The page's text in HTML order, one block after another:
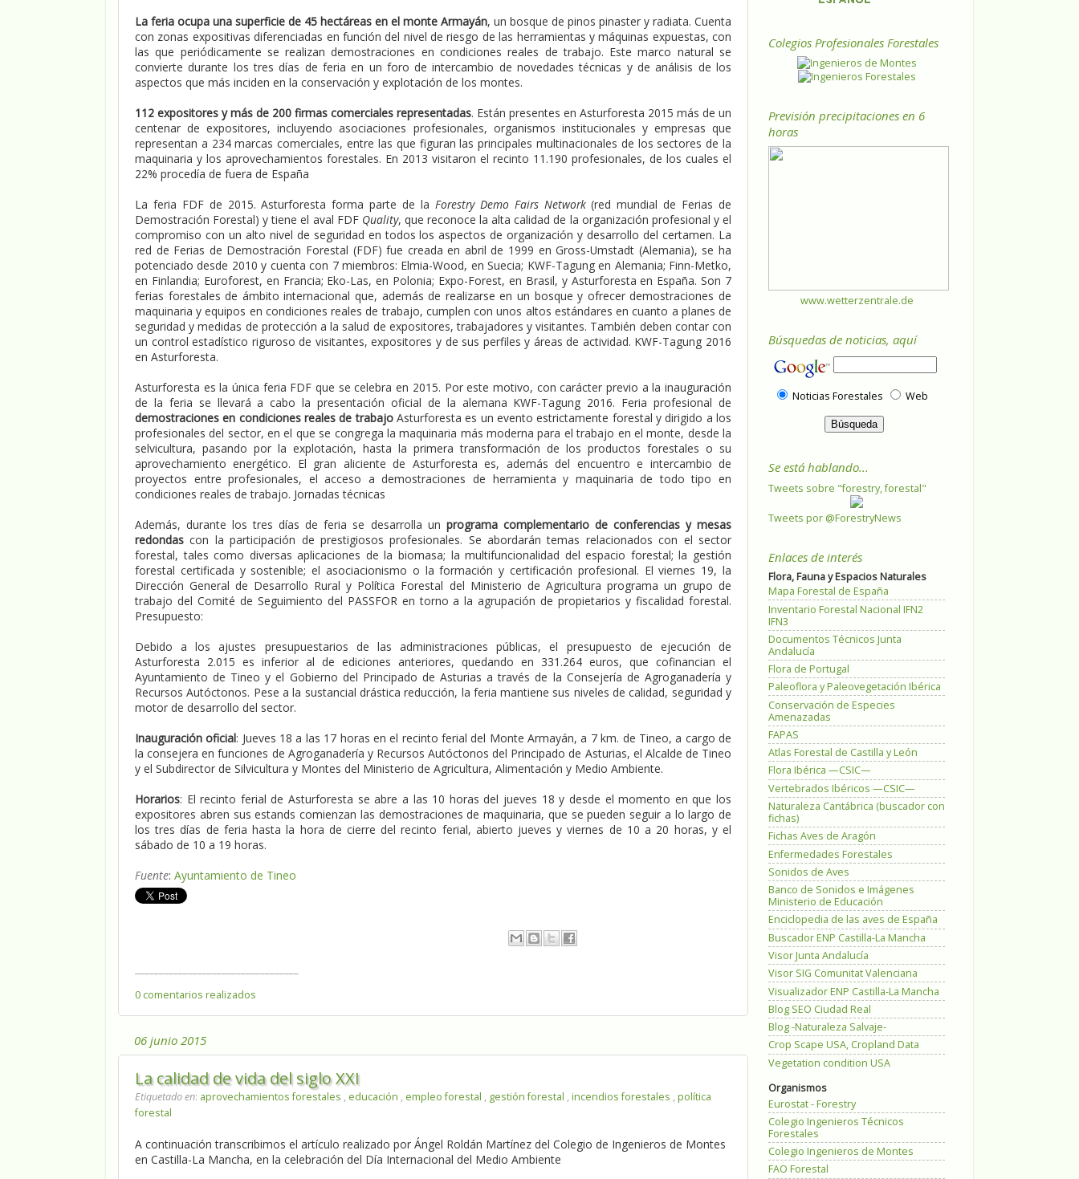
La feria ocupa una superficie de 45 hectáreas en el monte Armayán, un bosque de pinos pinaster y radiata. Cuenta
con zonas expositivas diferenciadas en función del nivel de riesgo de las herramientas y máquinas expuestas, con
las que periódicamente se realizan demostraciones en condiciones reales de trabajo. Este marco natural se
convierte durante los tres días de feria en un foro de intercambio de novedades técnicas y de análisis de los
aspectos que más inciden en la conservación y explotación de los montes.
112 expositores y más de 200 firmas comerciales representadas. Están presentes en Asturforesta 2015 más de un
centenar de expositores, incluyendo asociaciones profesionales, organismos institucionales y empresas que
representan a 234 marcas comerciales, entre las que figuran las principales multinacionales de los sectores de la
maquinaria y los aprovechamientos forestales. En 2013 visitaron el recinto 11.190 profesionales, de los cuales el
22% procedía de fuera de España
La feria FDF de 2015. Asturforesta forma parte de la Forestry Demo Fairs Network(red mundial de Ferias de
Demostración Forestal) y tiene el aval FDF Quality, que reconoce la alta calidad de la organización profesional y el
compromiso con un alto nivel de seguridad en todos los aspectos de organización y desarrollo del certamen. La
red de Ferias de Demostración Forestal (FDF) fue creada en abril de 1999 en Gross-Umstadt (Alemania), se ha
potenciado desde 2010 y cuenta con 7 miembros: Elmia-Wood, en Suecia; KWF-Tagung en Alemania; Finn-Metko,
en Finlandia; Euroforest, en Francia; Eko-Las, en Polonia; Expo-Forest, en Brasil, y Asturforesta en España. Son 7
ferias forestales de ámbito internacional que, además de realizarse en un bosque y ofrecer demostraciones de
maquinaria y equipos en condiciones reales de trabajo, cumplen con unos altos estándares en cuanto a planes de
seguridad y medidas de protección a la salud de expositores, trabajadores y visitantes. También deben contar con
un control estadístico riguroso de visitantes, expositores y de sus perfiles y áreas de actividad. KWF-Tagung 2016
en Asturforesta.
Asturforesta es la única feria FDF que se celebra en 2015. Por este motivo, con carácter previo a la inauguración
de la feria se llevará a cabo la presentación oficial de la alemana KWF-Tagung 2016. Feria profesional de
demostraciones en condiciones reales de trabajoAsturforesta es un evento estrictamente forestal y dirigido a los
profesionales del sector, en el que se congrega la maquinaria más moderna para el trabajo en el monte, desde la
selvicultura, pasando por la explotación, hasta la primera transformación de los productos forestales o su
aprovechamiento energético. El gran aliciente de Asturforesta es, además del encuentro e intercambio de
proyectos entre profesionales, el acceso a demostraciones de herramienta y maquinaria de todo tipo en
condiciones reales de trabajo. Jornadas técnicas
Además, durante los tres días de feria se desarrolla un programa complementario de conferencias y mesas
redondas con la participación de prestigiosos profesionales. Se abordarán temas relacionados con el sector
forestal, tales como diversas aplicaciones de la biomasa; la multifuncionalidad del espacio forestal; la gestión
forestal certificada y sostenible; el asociacionismo o la formación y certificación profesional. El viernes 19, la
Dirección General de Desarrollo Rural y Política Forestal del Ministerio de Agricultura programa un grupo de
trabajo del Comité de Seguimiento del PASSFOR en torno a la agrupación de propietarios y fiscalidad forestal.
Presupuesto:
Debido a los ajustes presupuestarios de las administraciones públicas, el presupuesto de ejecución de
Asturforesta 2.015 es inferior al de ediciones anteriores, quedando en 331.264 euros, que cofinancian el
Ayuntamiento de Tineo y el Gobierno del Principado de Asturias a través de la Consejería de Agroganadería y
Recursos Autóctonos. Pese a la sustancial drástica reducción, la feria mantiene sus niveles de calidad, seguridad y
motor de desarrollo del sector.
Inauguración oficial: Jueves 18 a las 17 horas en el recinto ferial del Monte Armayán, a 7 km. de Tineo, a cargo de
la consejera en funciones de Agroganadería y Recursos Autóctonos del Principado de Asturias, el Alcalde de Tineo
y el Subdirector de Silvicultura y Montes del Ministerio de Agricultura, Alimentación y Medio Ambiente.
Horarios: El recinto ferial de Asturforesta se abre a las 10 horas del jueves 18 y desde el momento en que los
expositores abren sus estands comienzan las demostraciones de maquinaria, que se pueden seguir a lo largo de
los tres días de feria hasta la hora de cierre del recinto ferial, abierto jueves y viernes de 10 a 20 horas, y el
sábado de 10 a 19 horas.
Fuente: Ayuntamiento de Tineo
0 comentarios realizados
06 junio 2015
La calidad de vida del siglo XXI
Etiquetado en: aprovechamientos forestales , educación , empleo forestal , gestión forestal , incendios forestales , política
forestal
A continuación transcribimos el artículo realizado por Ángel Roldán Martínez del Colegio de Ingenieros de Montes
en Castilla-La Mancha, en la celebración del Día Internacional del Medio Ambiente
Colegios Profesionales Forestales
Previsión precipitaciones en 6
horas
www.wetterzentrale.de
Búsquedas de noticias, aquí
Noticias Forestales Web
Se está hablando...
Tweets sobre "forestry, forestal"
Tweets por @ForestryNews
Enlaces de interés
Flora, Fauna y Espacios Naturales
Mapa Forestal de España
Inventario Forestal Nacional IFN2
IFN3
Documentos Técnicos Junta
Andalucía
Flora de Portugal
Paleoflora y Paleovegetación Ibérica
Conservación de Especies
Amenazadas
FAPAS
Atlas Forestal de Castilla y León
Flora Ibérica —CSIC—
Vertebrados Ibéricos —CSIC—
Naturaleza Cantábrica (buscador con
fichas)
Fichas Aves de Aragón
Enfermedades Forestales
Sonidos de Aves
Banco de Sonidos e Imágenes
Ministerio de Educación
Enciclopedia de las aves de España
Buscador ENP Castilla-La Mancha
Visor Junta Andalucía
Visor SIG Comunitat Valenciana
Visualizador ENP Castilla-La Mancha
Blog SEO Ciudad Real
Blog -Naturaleza Salvaje-
Crop Scape USA, Cropland Data
Vegetation condition USA
Organismos
Eurostat - Forestry
Colegio Ingenieros Técnicos
Forestales
Colegio Ingenieros de Montes
FAO Forestal